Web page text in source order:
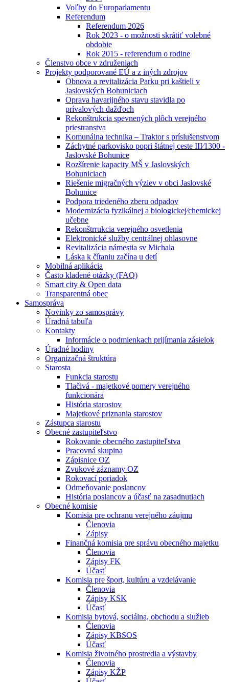
Voľby do Europarlamentu
Referendum
Referendum 2026
Rok 2023 - o možnosti skrátiť volebné
obdobie
Rok 2015 - referendum o rodine
Členstvo obce v združeniach
Projekty podporované EÚ a z iných zdrojov
Obnova a revitalizácia Parku pri kaštieli v
Jaslovských Bohuniciach
Oprava havarijného stavu stavidla po
prívalových dažďoch
Rekonštrukcia spevnených plôch verejného
priestranstva
Komunálna technika – Traktor s príslušenstvom
Záchytné parkovisko popri štátnej ceste III⁄1300 -
Jaslovské Bohunice
Rozšírenie kapacity MŠ v Jaslovských
Bohuniciach
Riešenie migračných výziev v obci Jaslovské
Bohunice
Podpora triedeného zberu odpadov
Modernizácia fyzikálnej a biologickej⁄chemickej
učebne
Rekonštrrukcia verejného osvetlenia
Elektronické služby centrálnej ohlasovne
Revitalizácia námestia sv Michala
Láska k čítaniu začína u detí
Mobilná aplikácia
Často kladené otázky (FAQ)
Smart city & Open data
Transparentná obec
Samospráva
Novinky zo samosprávy
Úradná tabuľa
Kontakty
Informácie o podmienkach prijímania zásielok
Úradné hodiny
Organizačná štruktúra
Starosta
Funkcia starostu
Tlačivá - majetkové pomery verejného
funkcionára
História starostov
Majetkové priznania starostov
Zástupca starostu
Obecné zastupiteľstvo
Rokovanie obecného zastupiteľstva
Pracovná skupina
Zápisnice OZ
Zvukové záznamy OZ
Rokovací poriadok
Odmeňovanie poslancov
História poslancov a účasť na zasadnutiach
Obecné komisie
Komisia pre ochranu verejného záujmu
Členovia
Zápisy
Finančná komisia pre správu obecného majetku
Členovia
Zápisy FK
Účasť
Komisia pre šport, kultúru a vzdelávanie
Členovia
Zápisy KSK
Účasť
Komisia bytová, sociálna, obchodu a služieb
Členovia
Zápisy KBSOS
Účasť
Komisia životného prostredia a výstavby
Členovia
Zápisy KŽP